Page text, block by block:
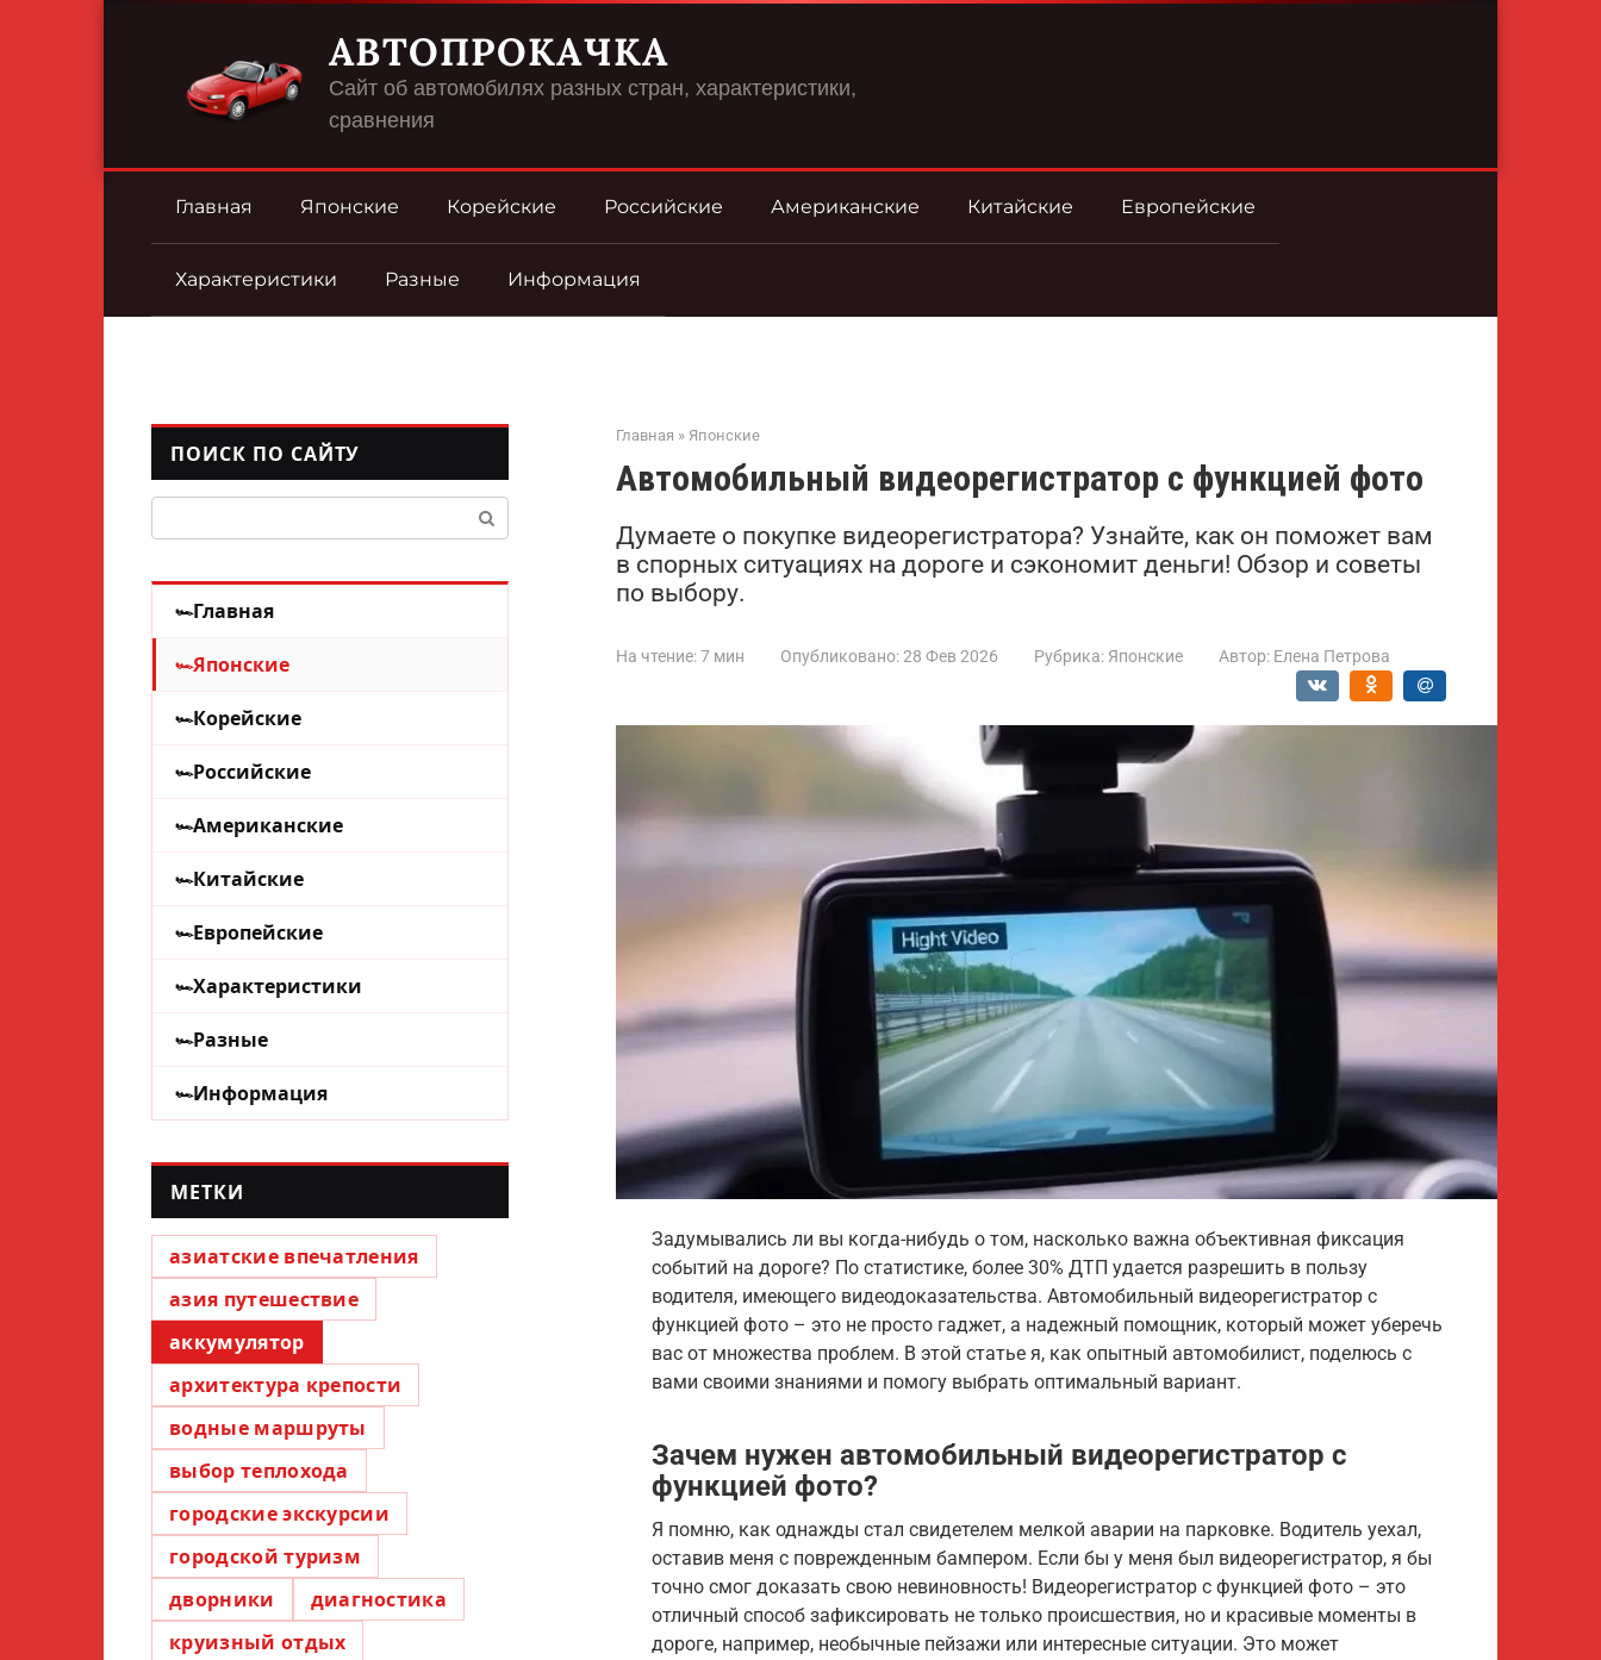
АВТОПРОКАЧКА
Сайт об автомобилях разных стран, характеристики,
сравнения
Главная Японские Корейские Российские Американские Китайские Европейские
Характеристики Разные Информация
Главная » Японские
Автомобильный видеорегистратор с функцией фото
Думаете о покупке видеорегистратора? Узнайте, как он поможет вам
в спорных ситуациях на дороге и сэкономит деньги! Обзор и советы
по выбору.
На чтение:7 мин Опубликовано:28 Фев 2026 Рубрика: Японские Автор: Елена Петрова
Задумывались ли вы когда-нибудь о том, насколько важна объективная фиксация
событий на дороге? По статистике, более 30% ДТП удается разрешить в пользу
водителя, имеющего видеодоказательства. Автомобильный видеорегистратор с
функцией фото – это не просто гаджет, а надежный помощник, который может уберечь
вас от множества проблем. В этой статье я, как опытный автомобилист, поделюсь с
вами своими знаниями и помогу выбрать оптимальный вариант.
Зачем нужен автомобильный видеорегистратор с
функцией фото?
Я помню, как однажды стал свидетелем мелкой аварии на парковке. Водитель уехал,
оставив меня с поврежденным бампером. Если бы у меня был видеорегистратор, я бы
точно смог доказать свою невиновность! Видеорегистратор с функцией фото – это
отличный способ зафиксировать не только происшествия, но и красивые моменты в
дороге, например, необычные пейзажи или интересные ситуации. Это может
ПОИСК ПО САЙТУ
Главная
Японские
Корейские
Российские
Американские
Китайские
Европейские
Характеристики
Разные
Информация
МЕТКИ
азиатские впечатления
азия путешествие
аккумулятор
архитектура крепости
водные маршруты
выбор теплохода
городские экскурсии
городской туризм
дворники
диагностика
круизный отдых